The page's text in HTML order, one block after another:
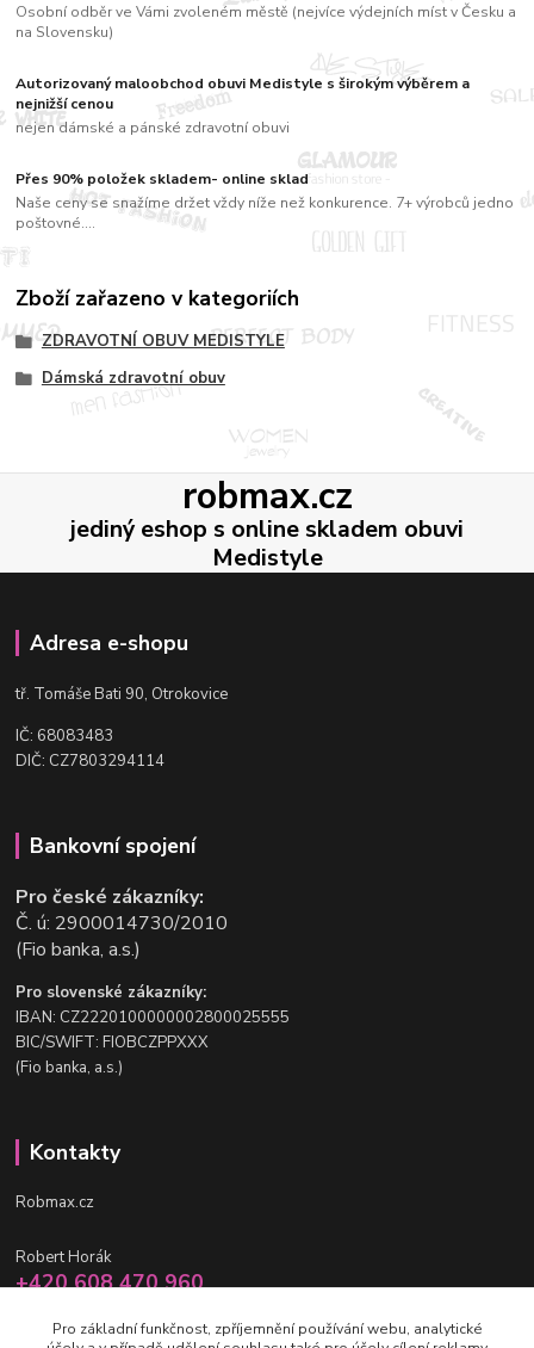
Osobní odběr ve Vámi zvoleném městě (nejvíce výdejních míst v Česku a
na Slovensku)
Autorizovaný maloobchod obuvi Medistyle s širokým výběrem a
nejnižší cenou
nejen dámské a pánské zdravotní obuvi
Přes 90% položek skladem- online sklad
Naše ceny se snažíme držet vždy níže než konkurence. 7+ výrobců jedno
poštovné....
Zboží zařazeno v kategoriích
ZDRAVOTNÍ OBUV MEDISTYLE
Dámská zdravotní obuv
robmax.cz
jediný eshop s online skladem obuvi
Medistyle
Adresa e-shopu
tř. Tomáše Bati 90, Otrokovice
IČ: 68083483
DIČ: CZ7803294114
Bankovní spojení
Pro české zákazníky:
Č. ú: 2900014730/2010
(Fio banka, a.s.)
Pro slovenské zákazníky:
IBAN: CZ2220100000002800025555
BIC/SWIFT: FIOBCZPPXXX
(Fio banka, a.s.)
Kontakty
Robmax.cz
Robert Horák
+420 608 470 960
Pro základní funkčnost, zpříjemnění používání webu, analytické